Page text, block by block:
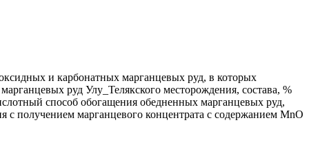
и карбонатных марганцевых руд, в которых
руд Улу_Телякского месторождения, состава, %
способ обогащения обедненных марганцевых руд,
получением марганцевого концентрата с содержанием MnO